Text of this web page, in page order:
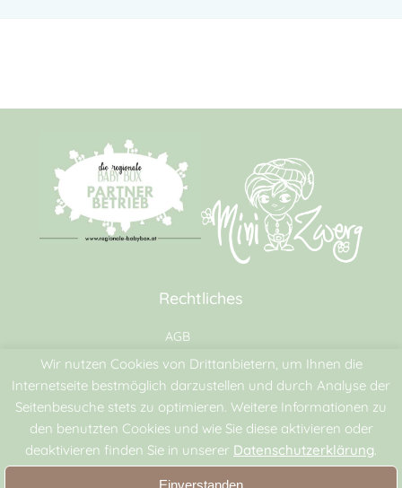
Wir nutzen Cookies von Drittanbietern, um Ihnen die
Internetseite bestmöglich darzustellen und durch Analyse der
Seitenbesuche stets zu optimieren. Weitere Informationen zu
den benutzten Cookies und wie Sie diese aktivieren oder
deaktivieren finden Sie in unserer Datenschutzerklärung.
Einverstanden
Rechtliches
AGB
Datenschutz
Impressum
Zahlungsmöglichkeiten